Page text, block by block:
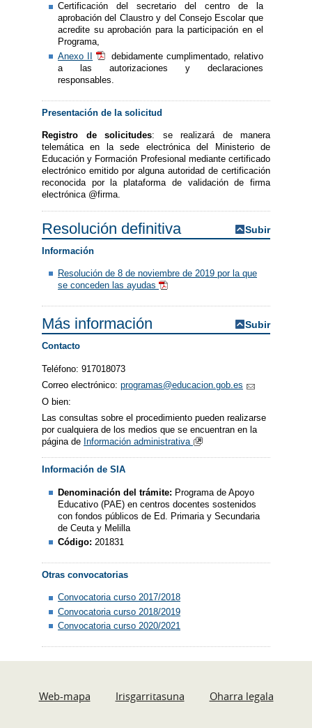
Certificación del secretario del centro de la
aprobación del Claustro y del Consejo Escolar que
acredite su aprobación para la participación en el
Programa,
Anexo II
debidamente cumplimentado, relativo
a las autorizaciones y declaraciones
responsables.
Presentación de la solicitud
Registro de solicitudes: se realizará de manera
telemática en la sede electrónica del Ministerio de
Educación y Formación Profesional mediante certificado
electrónico emitido por alguna autoridad de certificación
reconocida por la plataforma de validación de firma
electrónica @firma.
Resolución definitiva Subir
Información
Resolución de 8 de noviembre de 2019 por la que
se conceden las ayudas
Más información Subir
Contacto
Teléfono: 917018073
Correo electrónico: programas@educacion.gob.es
O bien:
Las consultas sobre el procedimiento pueden realizarse
por cualquiera de los medios que se encuentran en la
página de Información administrativa
Información de SIA
Denominación del trámite: Programa de Apoyo
Educativo (PAE) en centros docentes sostenidos
con fondos públicos de Ed. Primaria y Secundaria
de Ceuta y Melilla
Código: 201831
Otras convocatorias
Convocatoria curso 2017/2018
Convocatoria curso 2018/2019
Convocatoria curso 2020/2021
Web-mapa Irisgarritasuna Oharra legala